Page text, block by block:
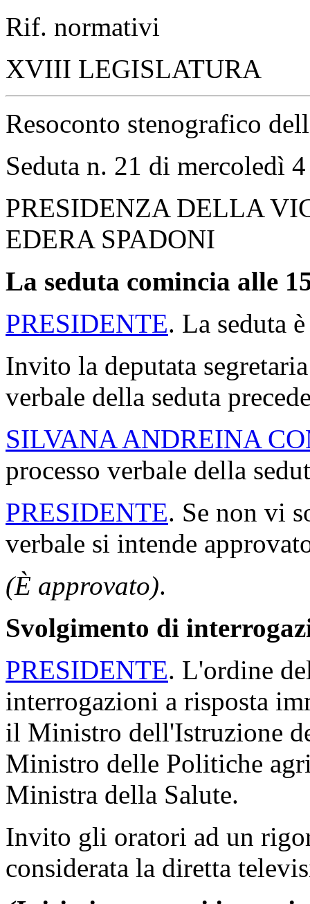
Rif. normativi
XVIII LEGISLATURA
Resoconto stenografico
Seduta n. 21 di mercoledì
PRESIDENZA DELLA
EDERA SPADONI
La seduta comincia alle
PRESIDENTE. La seduta
Invito la deputata
verbale della seduta
SILVANA ANDREINA
processo verbale della
PRESIDENTE. Se non vi
verbale si intende
(È approvato).
Svolgimento di
PRESIDENTE. L'ordine
interrogazioni a risposta
il Ministro dell'Istruzione
Ministro delle Politiche
Ministra della Salute.
Invito gli oratori ad un
considerata la diretta